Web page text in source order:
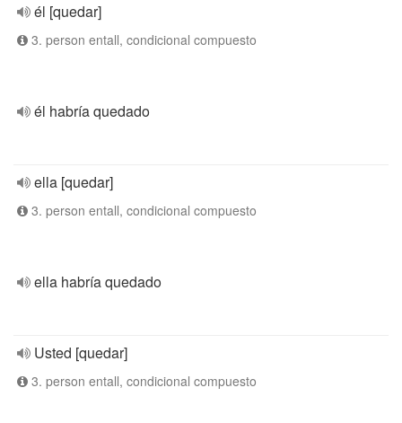
él [quedar]
3. person entall, condicional compuesto
él habría quedado
ella [quedar]
3. person entall, condicional compuesto
ella habría quedado
Usted [quedar]
3. person entall, condicional compuesto